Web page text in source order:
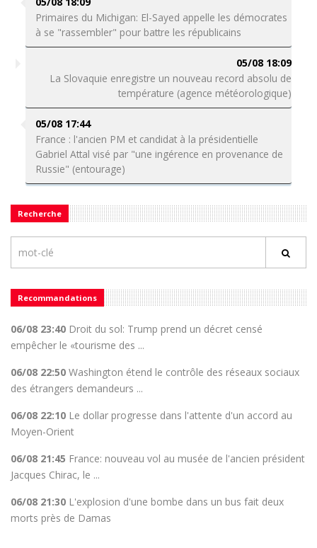
Primaires du Michigan: El-Sayed appelle les démocrates
à se "rassembler" pour battre les républicains
05/08 18:09
La Slovaquie enregistre un nouveau record absolu de
température (agence météorologique)
05/08 17:44
France : l'ancien PM et candidat à la présidentielle
Gabriel Attal visé par "une ingérence en provenance de
Russie" (entourage)
Recherche
Recommandations
06/08 23:40 Droit du sol: Trump prend un décret censé
empêcher le «tourisme des ...
06/08 22:50 Washington étend le contrôle des réseaux sociaux
des étrangers demandeurs ...
06/08 22:10 Le dollar progresse dans l'attente d'un accord au
Moyen-Orient
06/08 21:45 France: nouveau vol au musée de l'ancien président
Jacques Chirac, le ...
06/08 21:30 L'explosion d'une bombe dans un bus fait deux
morts près de Damas